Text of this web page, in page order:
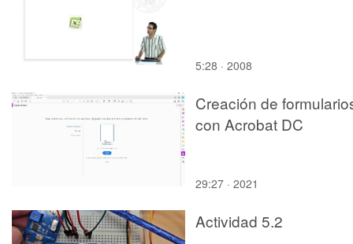
5:28 · 2008
Creación de
con Acrobat DC
29:27 · 2021
Actividad 5.2